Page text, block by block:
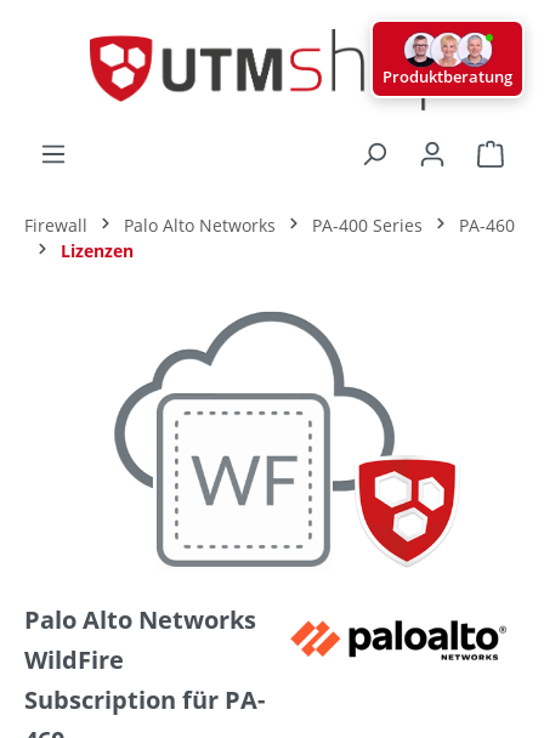
Firewall Palo Alto Networks PA-400 Series
PA-460
Lizenzen
Bildergalerie überspringen
Palo Alto Networks
WildFire
Subscription für PA-
Produktberatung